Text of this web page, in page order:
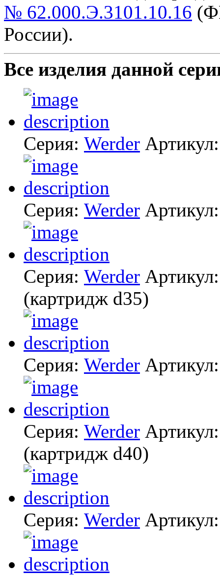
№ 62.000.Э.3101.10.16
России).
Все изделия данной
Серия: Werder
Серия: Werder
Серия: Werder
(картридж d35)
Серия: Werder
Серия: Werder
(картридж d40)
Серия: Werder